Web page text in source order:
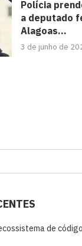
Polícia
a deputado
Alagoas...
3 de junho de
de